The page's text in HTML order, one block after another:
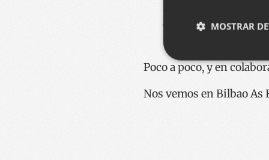
fue la jornada
en nuestro caso
innovadoras, entre
Poco a poco, y en
Nos vemos en Bilbao As
MOSTRAR